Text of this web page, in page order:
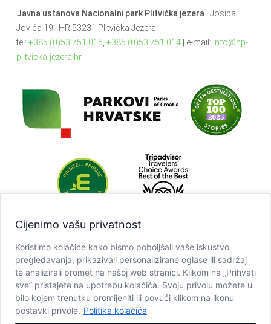
Cijenimo vašu privatnost
Koristimo kolačiće kako bismo poboljšali vaše iskustvo
pregledavanja, prikazivali personalizirane oglase ili sadržaj
te analizirali promet na našoj web stranici. Klikom na „Prihvati
sve” pristajete na upotrebu kolačića. Svoju privolu možete u
bilo kojem trenutku promijeniti ili povući klikom na ikonu
postavki privole. Politika kolačića
Javna ustanova Nacionalni park Plitvička jezera | Josipa
Jovića 19 | HR 53231 Plitvička Jezera
tel: +385 (0)53 751 015 +385 (0)53 751 014| e-mail: info@np-
plitvicka-jezera.hr